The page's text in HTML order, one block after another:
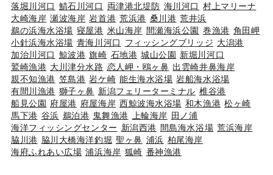
落堀川河口 鯖石川河口 両津港北堤防 海川河口 村上マリーナ
大崎海岸 瀬波海岸 岩首港 荒浜港 桑川港 荒井浜
鵜の浜海水浴場 寝屋港 米山海岸 間瀬海浜公園 巻漁港 角田岬
小針浜海水浴場 青海川河口 フィッシングブリッジ 大潟港
加治川河口 鯨波港 旗崎 石地港 城山公園 新堀川河口
鷲崎漁港 大川津分水路 恋人岬・鴎ヶ鼻 出雲崎井鼻海岸
親不知漁港 笠島港 岩ケ崎 能生海水浴場 岩船海水浴場
有間川漁港 獅子ヶ鼻 新潟フェリーターミナル 椎谷港
船見公園 府屋港 府屋海岸 西鯨波海水浴場 和木漁港 松ヶ崎
馬下港 谷浜 鵜泊港 鬼舞漁港 上輪海岸 田ノ浦
海洋フィッシングセンター 新潟西港 間島海水浴場 荒浜海岸
脇川港 脇川大橋海洋釣堀 聖ヶ鼻 浦浜 柏尾海岸
海府ふれあい広場 浦浜海岸 狐崎 番神漁港